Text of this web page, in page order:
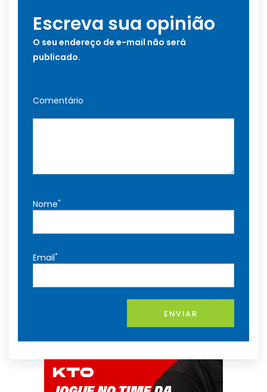
Escreva sua opinião
O seu endereço de e-mail não será
publicado.
Comentário
Nome*
Email*
ENVIAR